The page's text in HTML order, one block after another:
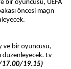
bir oyuncusu, UEFA
öncesi maçın
ve bir oyuncusu,
düzenleyecek. Ev
17.00/19.15)